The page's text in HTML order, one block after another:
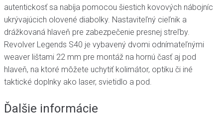
autentickosť sa nabíja pomocou šiestich kovových nábojníc
ukrývajúcich olovené diabolky. Nastaviteľný cieľnik a
drážkovaná hlaveň pre zabezpečenie presnej streľby.
Revolver Legends S40 je vybavený dvomi odnímateľnými
weaver lištami 22 mm pre montáž na hornú časť aj pod
hlaveň, na ktoré môžete uchytiť kolimátor, optiku či iné
taktické doplnky ako laser, svietidlo a pod.
Ďalšie informácie